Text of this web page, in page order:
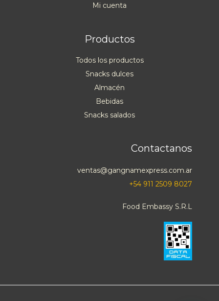
Mi cuenta
Productos
Todos los productos
Snacks dulces
Almacén
Bebidas
Snacks salados
Contactanos
ventas@gangnamexpress.com.ar
+54 911 2509 8027
Food Embassy S.R.L